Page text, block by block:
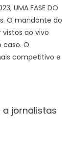
UMA FASE DO
O mandante do
vistos ao vivo
caso. O
competitivo e
jornalistas